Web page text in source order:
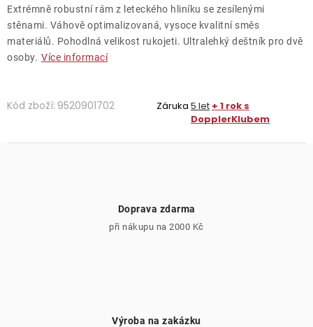
Extrémně robustní rám z leteckého hliníku se zesílenými
stěnami. Váhově optimalizovaná, vysoce kvalitní směs
materiálů. Pohodlná velikost rukojeti. Ultralehký deštník pro dvě
osoby. Více informací
Kód zboží: 9520901702 Záruka 5 let + 1 rok s
DopplerKlubem
Doprava zdarma
při nákupu na 2000 Kč
Výroba na zakázku